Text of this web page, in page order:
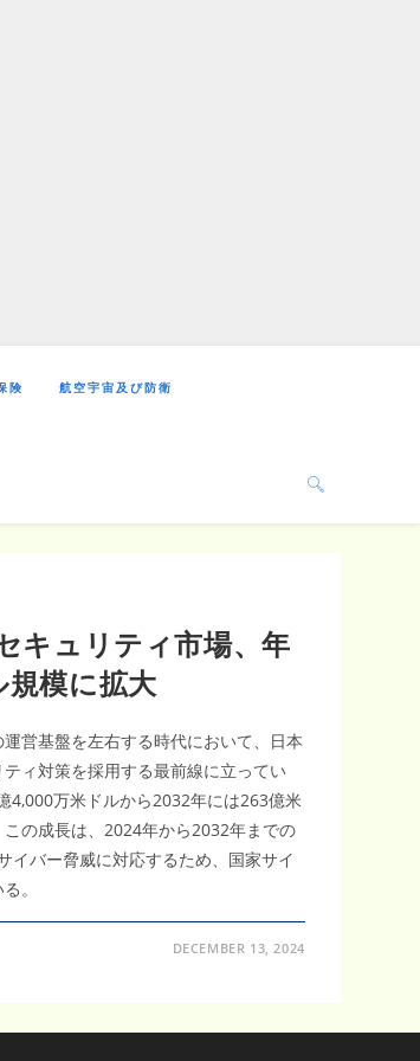
険 航空宇宙及び防衛
キュリティ市場、年
模に拡大
営基盤を左右する時代において、日本
ィ対策を採用する最前線に立ってい
4,000万米ドルから2032年には263億米
の成長は、2024年から2032年までの
イバー脅威に対応するため、国家サイ
。
DECEMBER 13, 2024